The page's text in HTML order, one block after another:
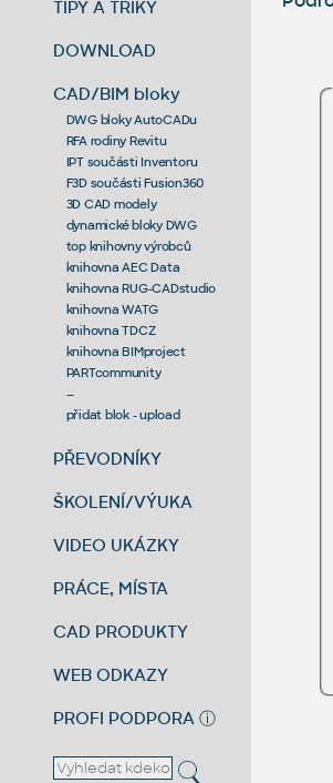
TIPY A TRIKY
DOWNLOAD
CAD/BIM bloky
DWG bloky AutoCADu
RFA rodiny Revitu
IPT součásti Inventoru
F3D součásti Fusion360
3D CAD modely
dynamické bloky DWG
top knihovny výrobců
knihovna AEC Data
knihovna RUG-CADstudio
knihovna WATG
knihovna TDCZ
knihovna BIMproject
PARTcommunity
--
přidat blok - upload
PŘEVODNÍKY
ŠKOLENÍ/VÝUKA
VIDEO UKÁZKY
PRÁCE, MÍSTA
CAD PRODUKTY
WEB ODKAZY
PROFI PODPORA ⓘ